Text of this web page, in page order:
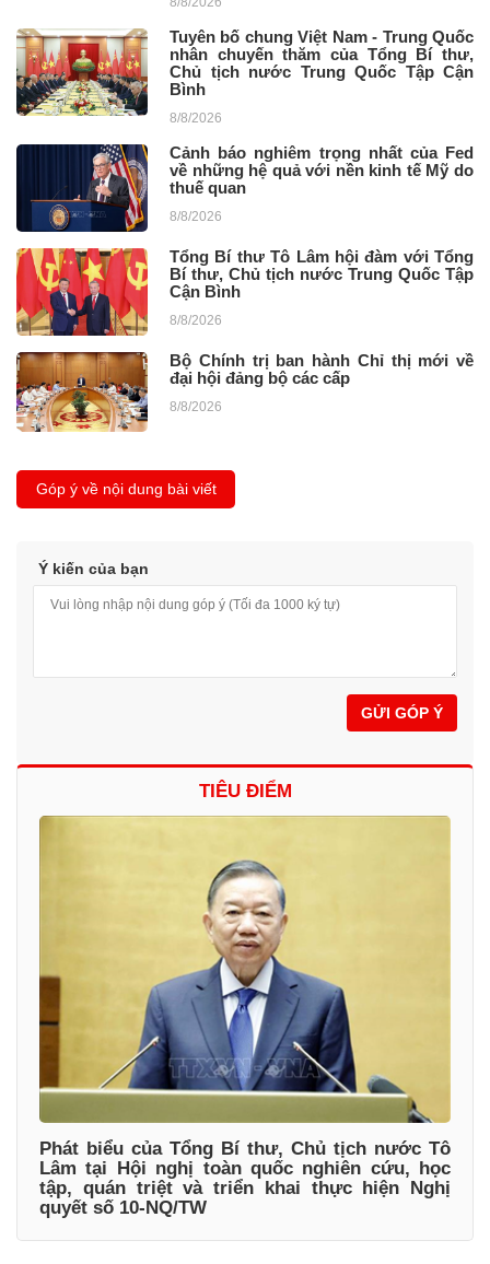
Tuyên bố chung Việt Nam - Trung Quốc
nhân chuyến thăm của Tổng Bí thư,
Chủ tịch nước Trung Quốc Tập Cận
Bình
8/8/2026
Cảnh báo nghiêm trọng nhất của Fed
về những hệ quả với nền kinh tế Mỹ do
thuế quan
8/8/2026
Tổng Bí thư Tô Lâm hội đàm với Tổng
Bí thư, Chủ tịch nước Trung Quốc Tập
Cận Bình
8/8/2026
Bộ Chính trị ban hành Chỉ thị mới về
đại hội đảng bộ các cấp
8/8/2026
Góp ý về nội dung bài viết
Ý kiến của bạn
GỬI GÓP Ý
TIÊU ĐIỂM
Phát biểu của Tổng Bí thư, Chủ tịch nước Tô
Lâm tại Hội nghị toàn quốc nghiên cứu, học
tập, quán triệt và triển khai thực hiện Nghị
quyết số 10-NQ/TW